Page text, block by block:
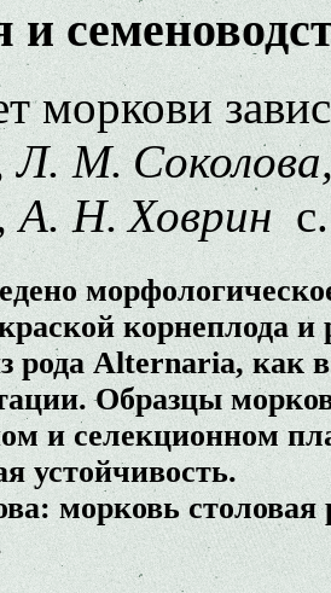
и
моркови
Л. М.
А. Н. Ховринс.
корнеплода и
рода Alternaria, как
Образцы
и селекционном
устойчивость.
морковь столовая